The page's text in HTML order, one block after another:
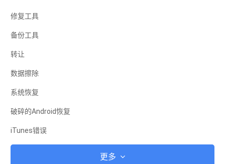
修复工具
备份工具
转让
数据擦除
系统恢复
破碎的Android恢复
iTunes错误
更多